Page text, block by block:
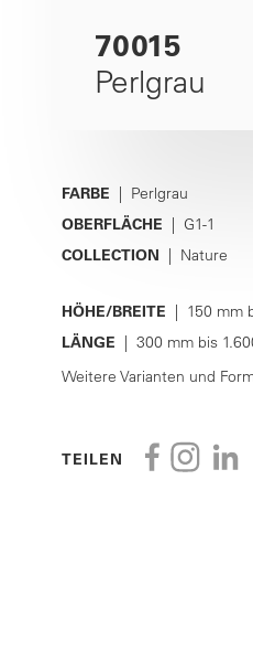
70015
Perlgrau
FARBE | Perlgrau
OBERFLÄCHE | G1-1
COLLECTION | Nature
HÖHE/BREITE | 150 mm
LÄNGE | 300 mm bis
Weitere Varianten und
TEILEN